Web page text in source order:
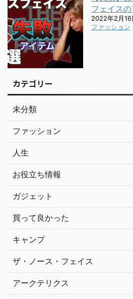
フェイス
2022年2月16
ファッション
カテゴリー
未分類
ファッション
人生
お役立ち情報
ガジェット
買って良かった
キャンプ
ザ・ノース・フェイス
アークテリクス